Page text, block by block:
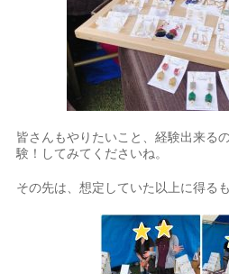
皆さんもやりたいこと、経験出来る
験！してみてくださいね。
その先は、想定していた以上に得る